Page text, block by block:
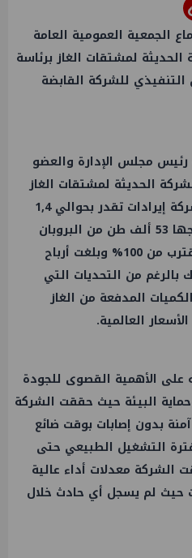
الجمعية العمومية العامة
لمشتقات الغاز برئاسة
للشركة القابضة
مجلس الإدارة والعضو
الحديثة لمشتقات الغاز
عن عام 2024 حيث حققت الشركة إيرادات تقدر بحوالي 1,4
مليار جنيه عام 2024 بعد إنتاجها 53 ألف طن من البروبان
والبيوتان بنسبة استخلاص تقترب من 100% وبلغت أرباح
وذلك بالرغم من التحديات التي
المدفعة من الغاز
العالمية.
على الأهمية القصوى للجودة
البيئة حيث حققت الشركة
آمنة بدون إصابات بوقت ضائع
فترة التشغيل الطبيعي حتى
كما حققت الشركة معدلات أداء عالية
حيث لم يسجل أي حادث خلال